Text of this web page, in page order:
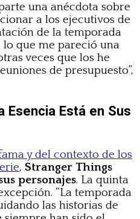
una anécdota sobre
a los ejecutivos de
de la temporada
lo que me pareció una
veces que los he
de presupuesto”,
Esencia Está en Sus
y del contexto de los
, Stranger Things
personajes. La quinta
“La temporada
las historias de